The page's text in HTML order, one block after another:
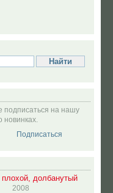
подписаться на нашу
новинках.
Подписаться
долбанутый
2008